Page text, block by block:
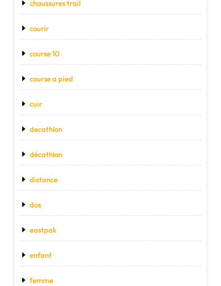
chaussures trail
courir
course 10
course a pied
cuir
decathlon
décathlon
distance
dos
eastpak
enfant
femme